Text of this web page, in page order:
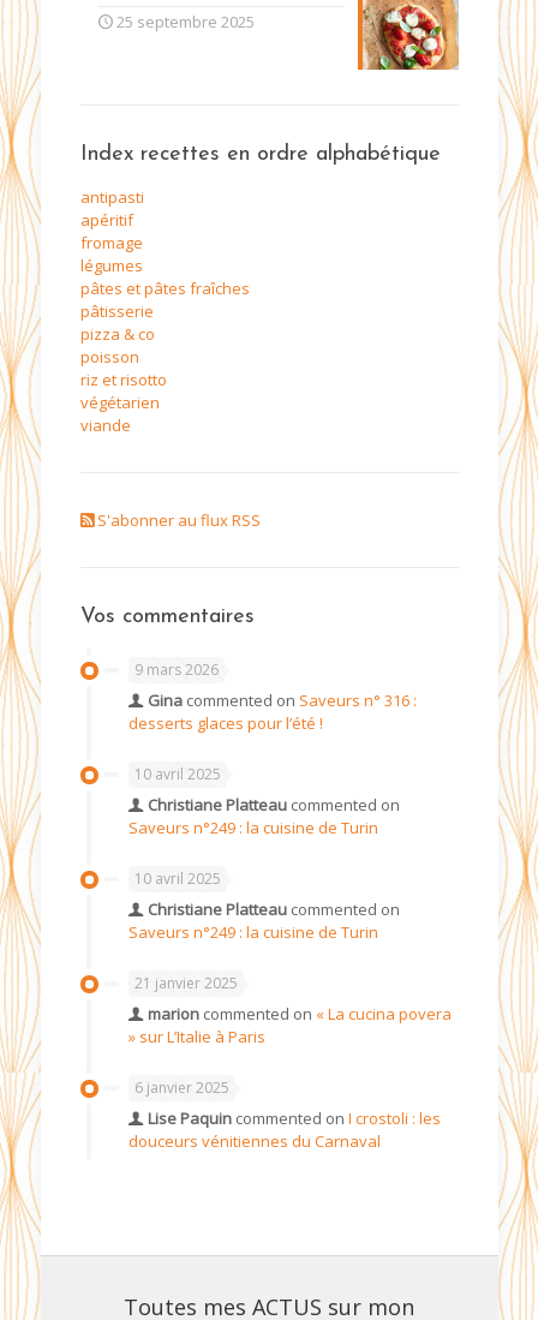
25 septembre 2025
Index recettes en ordre alphabétique
antipasti
apéritif
fromage
légumes
pâtes et pâtes fraîches
pâtisserie
pizza & co
poisson
riz et risotto
végétarien
viande
S'abonner au flux RSS
Vos commentaires
9 mars 2026
Ginacommented on Saveurs n° 316 :
desserts glaces pour l’été !
10 avril 2025
Christiane Platteaucommented on
Saveurs n°249 : la cuisine de Turin
10 avril 2025
Christiane Platteaucommented on
Saveurs n°249 : la cuisine de Turin
21 janvier 2025
marioncommented on « La cucina povera
» sur L’Italie à Paris
6 janvier 2025
Lise Paquincommented on I crostoli : les
douceurs vénitiennes du Carnaval
Toutes mes ACTUS sur mon